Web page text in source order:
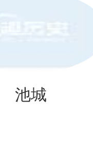
池城